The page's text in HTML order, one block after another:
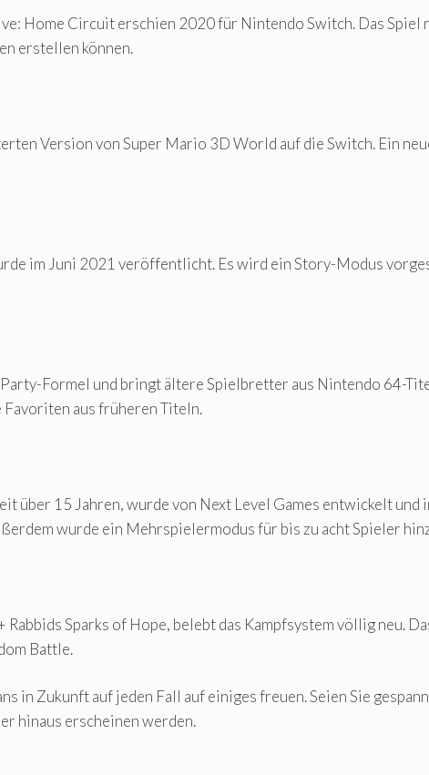
Home Circuit erschien 2020 für Nintendo Switch. Das Spiel
erstellen können.
Version von Super Mario 3D World auf die Switch. Ein
im Juni 2021 veröffentlicht. Es wird ein Story-Modus
Formel und bringt ältere Spielbretter aus Nintendo 64-
aus früheren Titeln.
über 15 Jahren, wurde von Next Level Games entwickelt
wurde ein Mehrspielermodus für bis zu acht Spieler
Sparks of Hope, belebt das Kampfsystem völlig neu.
Battle.
in Zukunft auf jeden Fall auf einiges freuen. Seien Sie
hinaus erscheinen werden.